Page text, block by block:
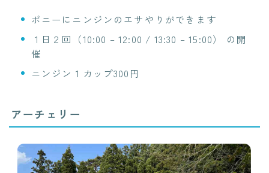
ポニーにニンジンのエサやりができます
１日２回（10:00 – 12:00 / 13:30 – 15:00） の開
催
ニンジン１カップ300円
アーチェリー